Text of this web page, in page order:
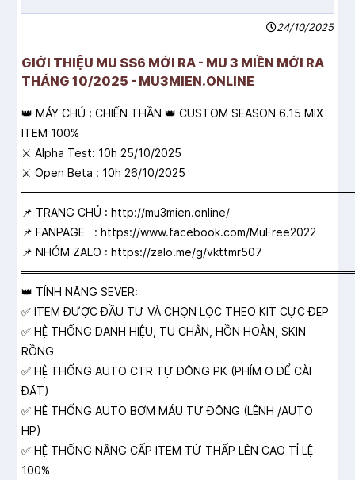
24/10/2025
GIỚI THIỆU MU SS6 MỚI RA - MU 3 MIỀN MỚI RA
THÁNG 10/2025 - MU3MIEN.ONLINE
👑 MÁY CHỦ : CHIẾN THẦN 👑 CUSTOM SEASON 6.15 MIX
ITEM 100%
⚔ Alpha Test: 10h 25/10/2025
⚔ Open Beta : 10h 26/10/2025
📌 TRANG CHỦ : http://mu3mien.online/
📌 FANPAGE : https://www.facebook.com/MuFree2022
📌 NHÓM ZALO : https://zalo.me/g/vkttmr507
👑 TÍNH NĂNG SEVER:
✅ ITEM ĐƯỢC ĐẦU TƯ VÀ CHỌN LỌC THEO KIT CỰC ĐẸP
✅ HỆ THỐNG DANH HIỆU, TU CHÂN, HỒN HOÀN, SKIN
RỒNG
✅ HỆ THỐNG AUTO CTR TỰ ĐỘNG PK (PHÍM O ĐỂ CÀI
ĐẶT)
✅ HỆ THỐNG AUTO BƠM MÁU TỰ ĐỘNG (LỆNH /AUTO
HP)
✅ HỆ THỐNG NÂNG CẤP ITEM TỪ THẤP LÊN CAO TỈ LỆ
100%